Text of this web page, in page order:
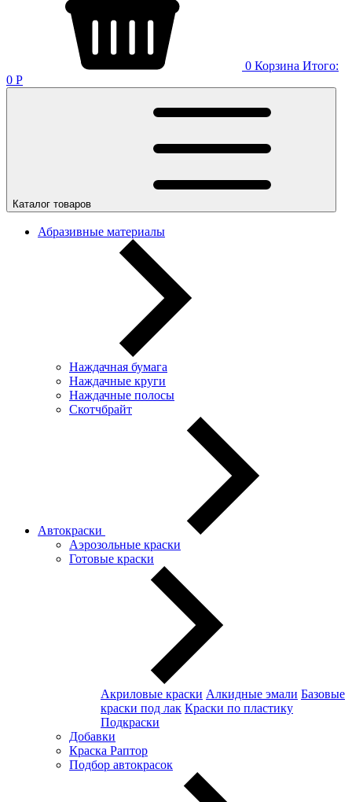
0 Корзина Итого:
0 Р
Каталог товаров
Абразивные материалы
Наждачная бумага
Наждачные круги
Наждачные полосы
Скотчбрайт
Автокраски
Аэрозольные краски
Готовые краски
Акриловые краски Алкидные эмали Базовые
краски под лак Краски по пластику
Подкраски
Добавки
Краска Раптор
Подбор автокрасок